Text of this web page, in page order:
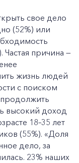
свое дело
(52%) или
Частая причина —
жизнь людей
с поиском
высокий доход
18–35 лет
(55%). «Доля
дело, за
23% наших